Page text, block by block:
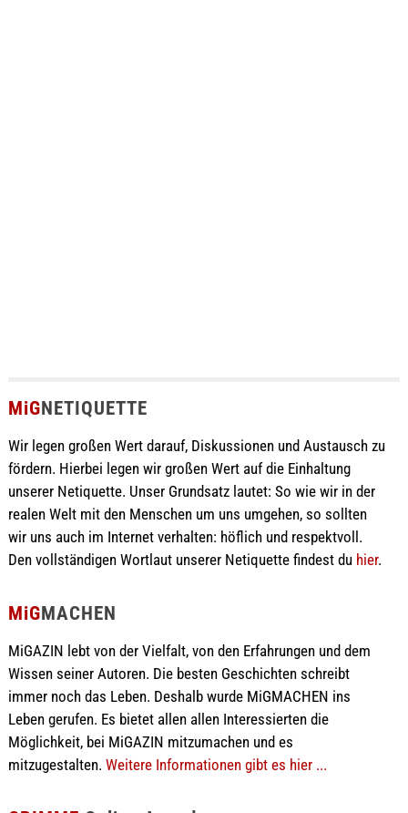
MiGNETIQUETTE
Wir legen großen Wert darauf, Diskussionen und Austausch zu
fördern. Hierbei legen wir großen Wert auf die Einhaltung
unserer Netiquette. Unser Grundsatz lautet: So wie wir in der
realen Welt mit den Menschen um uns umgehen, so sollten
wir uns auch im Internet verhalten: höflich und respektvoll.
Den vollständigen Wortlaut unserer Netiquette findest du hier.
MiGMACHEN
MiGAZIN lebt von der Vielfalt, von den Erfahrungen und dem
Wissen seiner Autoren. Die besten Geschichten schreibt
immer noch das Leben. Deshalb wurde MiGMACHEN ins
Leben gerufen. Es bietet allen allen Interessierten die
Möglichkeit, bei MiGAZIN mitzumachen und es
mitzugestalten. Weitere Informationen gibt es hier ...